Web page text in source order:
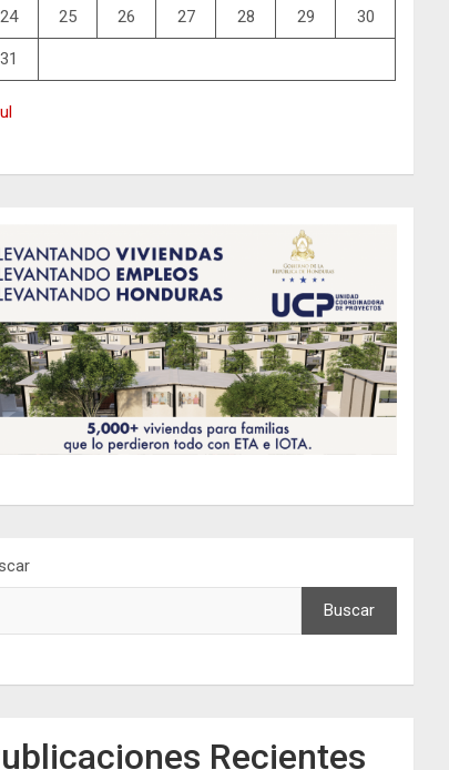
24 25 26 27 28 29 30
31
Buscar
Recientes